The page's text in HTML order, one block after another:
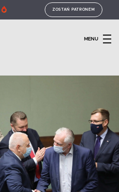
ZOSTAŃ PATRONEM
MENU